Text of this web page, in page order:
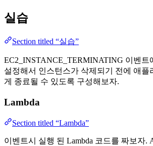
실습
Section titled “실습”
EC2_INSTANCE_TERMINATING 이벤트
설정해서 인스턴스가 삭제되기 전에 애플
게 종료될 수 있도록 구성해보자.
Lambda
Section titled “Lambda”
이벤트시 실행 된 Lambda 코드를 짜보자.